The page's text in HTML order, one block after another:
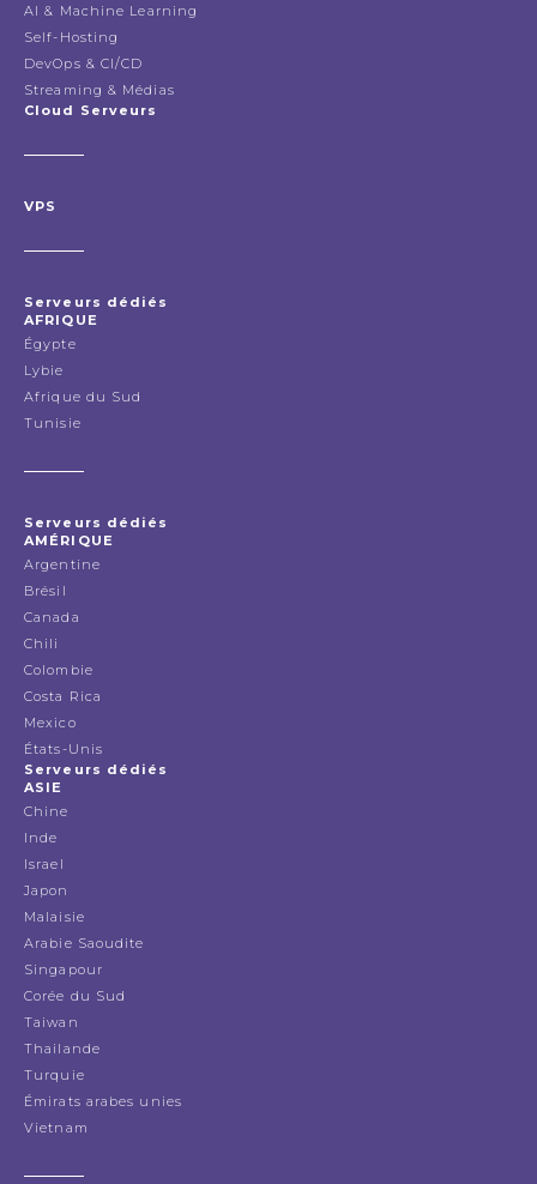
AI & Machine Learning
Self-Hosting
DevOps & CI/CD
Streaming & Médias
Cloud Serveurs
VPS
Serveurs dédiés
AFRIQUE
Égypte
Lybie
Afrique du Sud
Tunisie
Serveurs dédiés
AMÉRIQUE
Argentine
Brésil
Canada
Chili
Colombie
Costa Rica
Mexico
États-Unis
Serveurs dédiés
ASIE
Chine
Inde
Israel
Japon
Malaisie
Arabie Saoudite
Singapour
Corée du Sud
Taiwan
Thailande
Turquie
Émirats arabes unies
Vietnam